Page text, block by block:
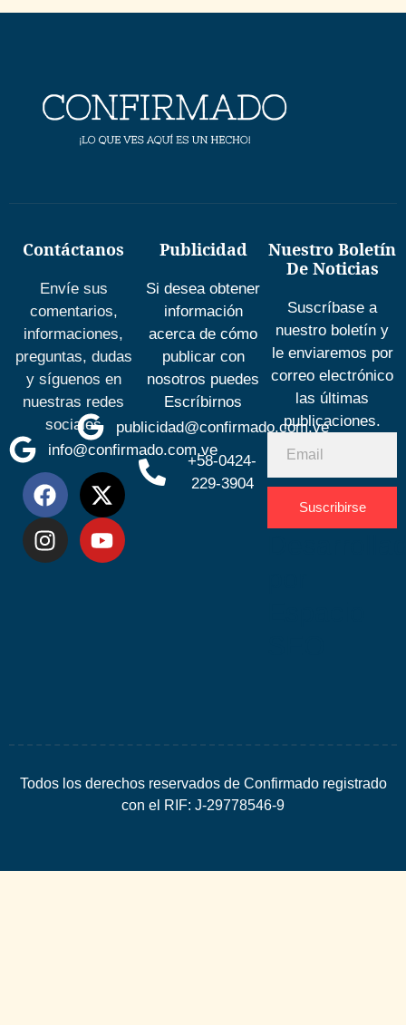
Contáctanos
Envíe sus
comentarios,
informaciones,
preguntas, dudas
y síguenos en
nuestras redes
sociales
info@confirmado.com.ve
Publicidad
Si desea obtener
información
acerca de cómo
publicar con
nosotros puedes
Escríbirnos
publicidad@confirmado.com.ve
+58-0424-
229-3904
Nuestro Boletín
De Noticias
Suscríbase a
nuestro boletín y
le enviaremos por
correo electrónico
las últimas
publicaciones.
Suscribirse
Todos los derechos reservados de Confirmado registrado
con el RIF: J-29778546-9